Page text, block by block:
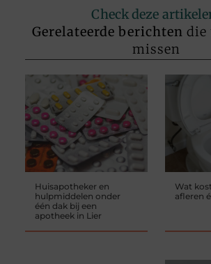
Check deze
Gerelateerde berichten die
missen
Huisapotheker en
hulpmiddelen onder
één dak bij een
apotheek in Lier
Wat
afleren